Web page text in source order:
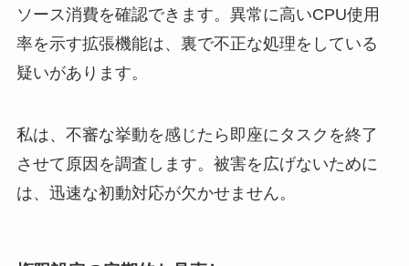
ソース消費を確認できます。異常に高いCPU使用
率を示す拡張機能は、裏で不正な処理をしている
疑いがあります。
私は、不審な挙動を感じたら即座にタスクを終了
させて原因を調査します。被害を広げないために
は、迅速な初動対応が欠かせません。